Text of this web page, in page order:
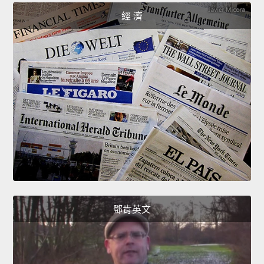
經 濟
鄧肯英文